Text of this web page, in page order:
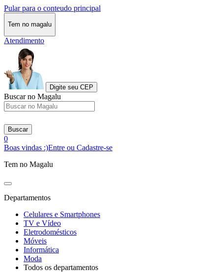
Pular para o conteudo principal
Tem no magalu
Atendimento
Digite seu CEP
Buscar no Magalu
Buscar
0
Boas vindas :)Entre ou Cadastre-se
Tem no Magalu
Departamentos
Celulares e Smartphones
TV e Vídeo
Eletrodomésticos
Móveis
Informática
Moda
Todos os departamentos